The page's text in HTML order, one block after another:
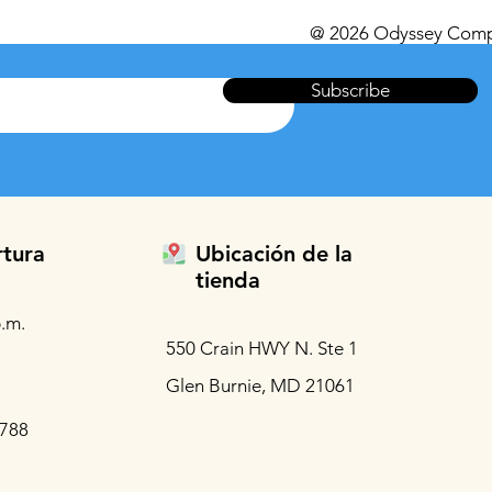
@ 2026 Odyssey
Subscribe
Ubicación de la
tienda
550 Crain HWY N. Ste 1
Glen Burnie, MD 21061